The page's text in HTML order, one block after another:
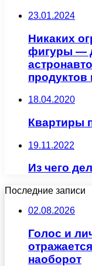
23.01.2024
Никаких
фигуры —
18.04.2020
Квартиры
19.11.2022
Из чего
Последние записи
02.08.2026
Голос и
наоборот